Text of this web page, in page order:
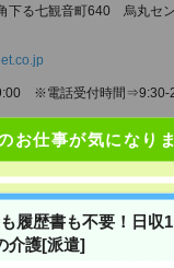
お仕事が気になり
履歴書も不要！日収
介護[派遣]
下る七観音町640 烏丸セ
※電話受付時間⇒9:30-
応募ページへ